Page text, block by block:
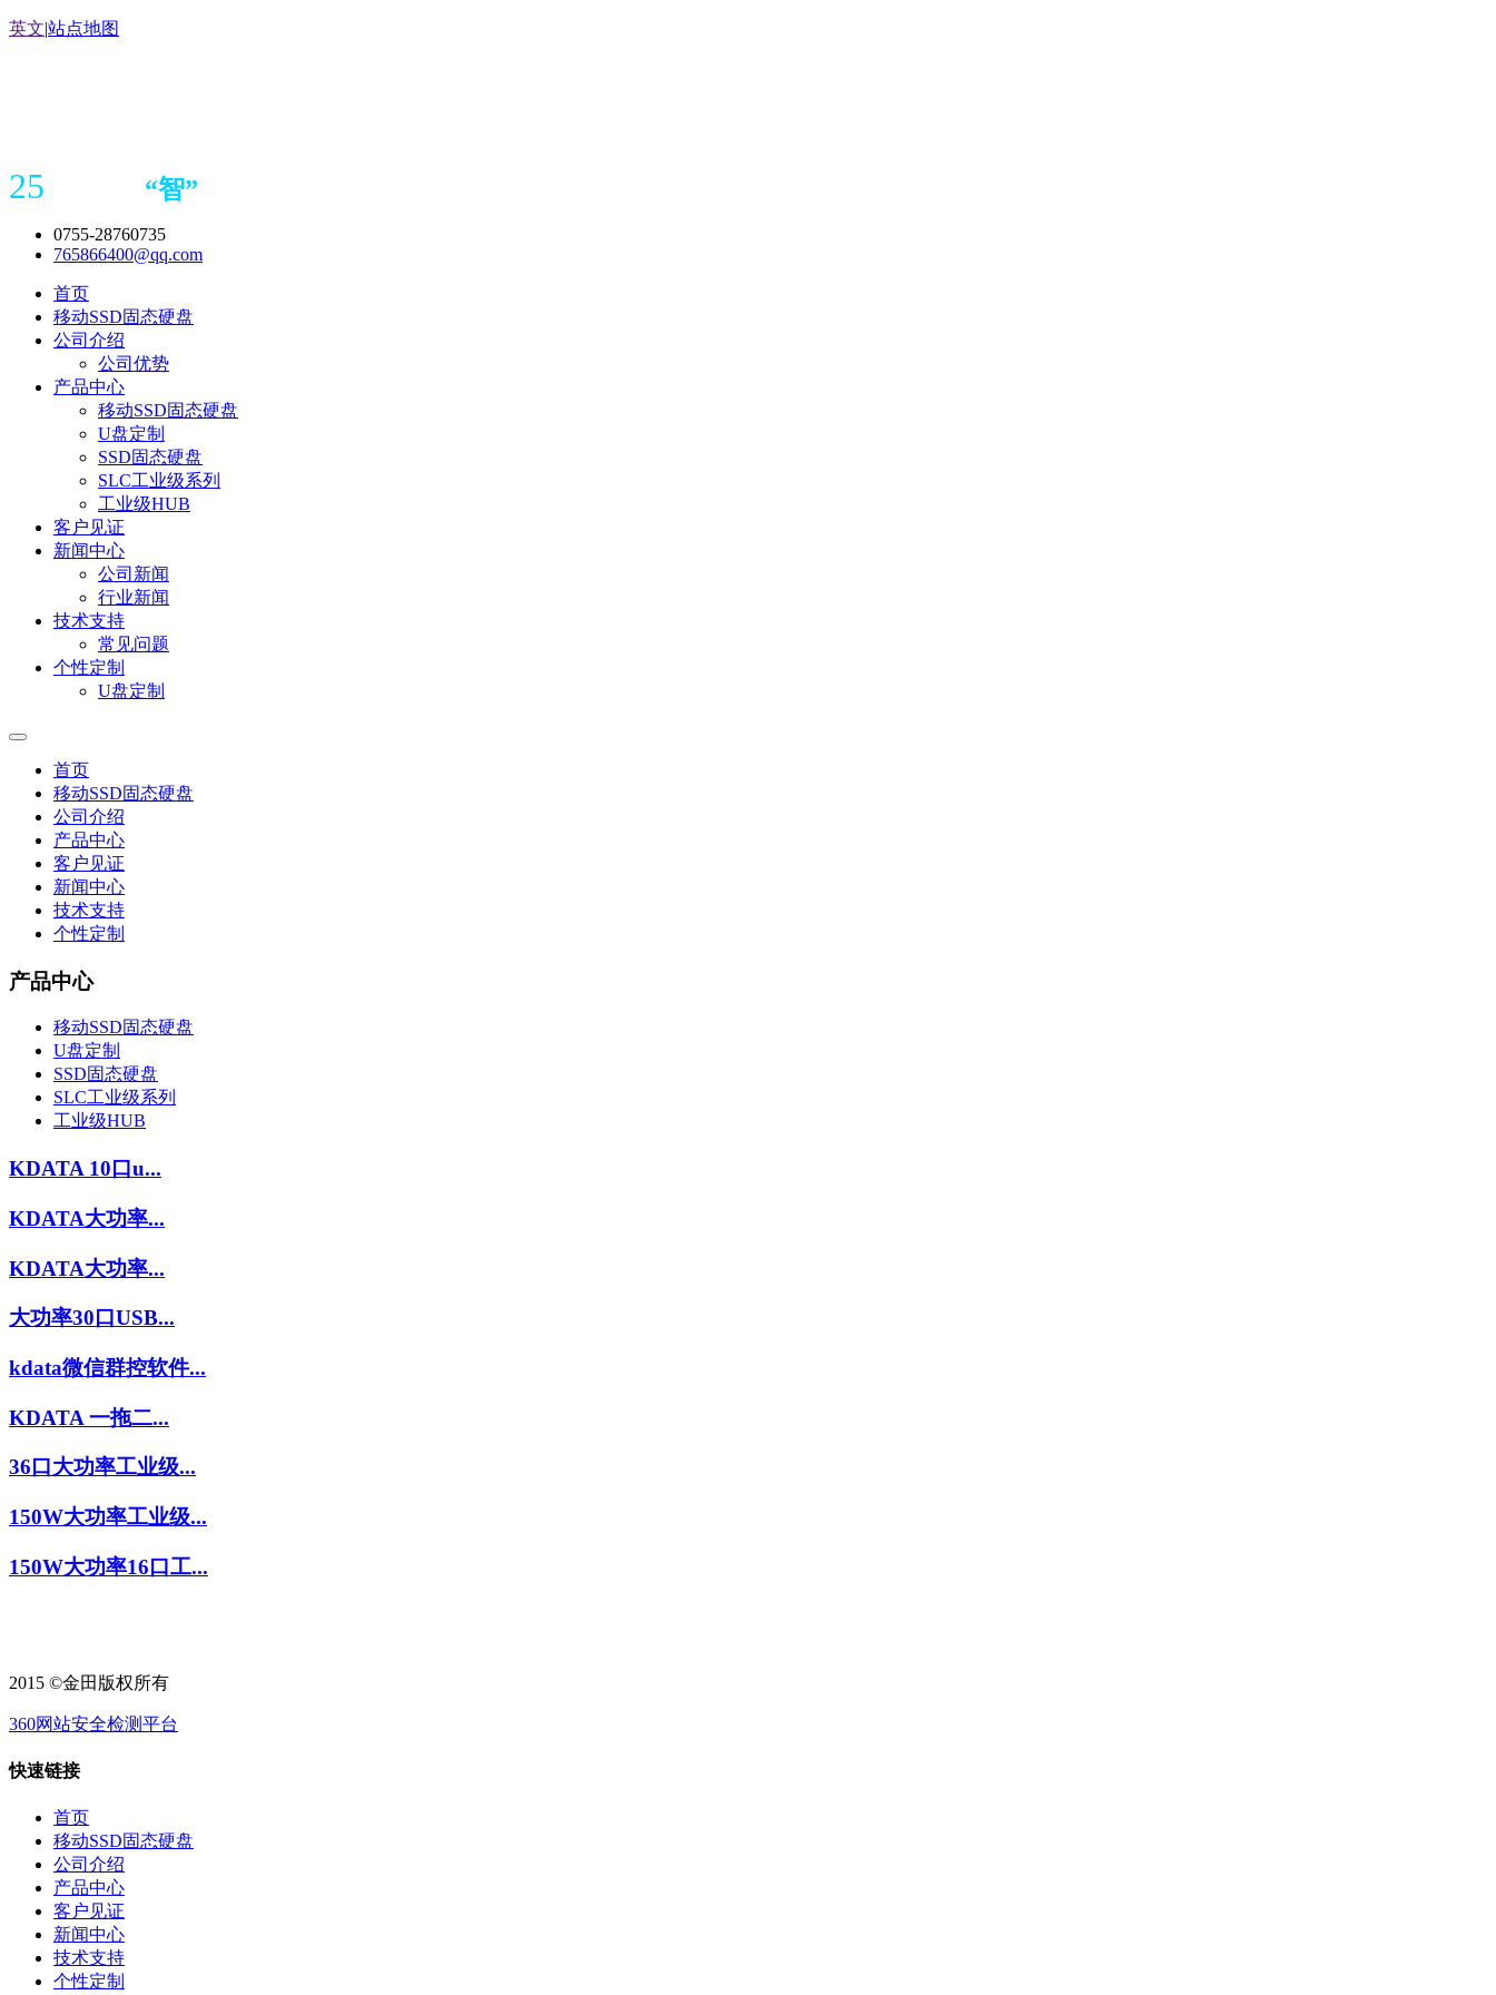
英文|站点地图
25 “智”
0755-28760735
765866400@qq.com
首页
移动SSD固态硬盘
公司介绍
公司优势
产品中心
移动SSD固态硬盘
U盘定制
SSD固态硬盘
SLC工业级系列
工业级HUB
客户见证
新闻中心
公司新闻
行业新闻
技术支持
常见问题
个性定制
U盘定制
首页
移动SSD固态硬盘
公司介绍
产品中心
客户见证
新闻中心
技术支持
个性定制
产品中心
移动SSD固态硬盘
U盘定制
SSD固态硬盘
SLC工业级系列
工业级HUB
KDATA 10口u...
KDATA大功率...
KDATA大功率...
大功率30口USB...
kdata微信群控软件...
KDATA 一拖二...
36口大功率工业级...
150W大功率工业级...
150W大功率16口工...
2015 ©金田版权所有
360网站安全检测平台
快速链接
首页
移动SSD固态硬盘
公司介绍
产品中心
客户见证
新闻中心
技术支持
个性定制